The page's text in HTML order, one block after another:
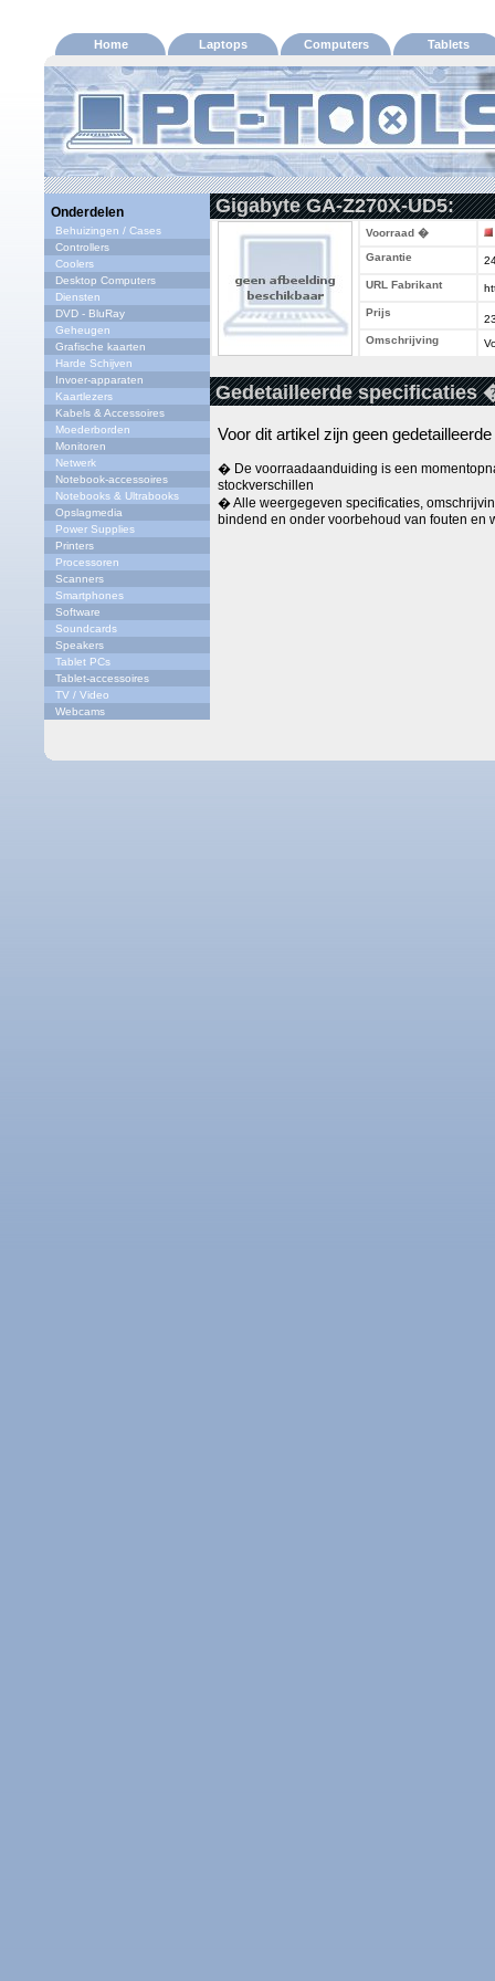
Home Laptops Computers Tablets
Onderdelen
Behuizingen / Cases
Controllers
Coolers
Desktop Computers
Diensten
DVD - BluRay
Geheugen
Grafische kaarten
Harde Schijven
Invoer-apparaten
Kaartlezers
Kabels & Accessoires
Moederborden
Monitoren
Netwerk
Notebook-accessoires
Notebooks & Ultrabooks
Opslagmedia
Power Supplies
Printers
Processoren
Scanners
Smartphones
Software
Soundcards
Speakers
Tablet PCs
Tablet-accessoires
TV / Video
Webcams
Gigabyte GA-Z270X-UD5:
Voorraad �
Garantie
URL Fabrikant
Prijs
Omschrijving
Gedetailleerde specificaties
Voor dit artikel zijn geen
� De voorraadaanduiding is een
stockverschillen
� Alle weergegeven specificaties,
bindend en onder voorbehoud van fouten en